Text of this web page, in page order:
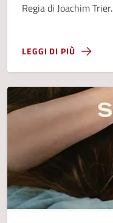
Regia di Joachim Trier.
LEGGI DI PIÙ